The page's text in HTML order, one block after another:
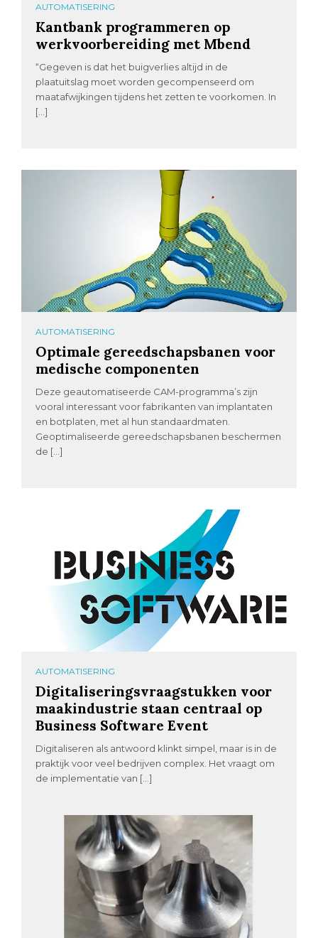
AUTOMATISERING
Kantbank programmeren op
werkvoorbereiding met Mbend
“Gegeven is dat het buigverlies altijd in de
plaatuitslag moet worden gecompenseerd om
maatafwijkingen tijdens het zetten te voorkomen. In
[…]
AUTOMATISERING
Optimale gereedschapsbanen voor
medische componenten
Deze geautomatiseerde CAM-programma’s zijn
vooral interessant voor fabrikanten van implantaten
en botplaten, met al hun standaardmaten.
Geoptimaliseerde gereedschapsbanen beschermen
de […]
AUTOMATISERING
Digitaliseringsvraagstukken voor
maakindustrie staan centraal op
Business Software Event
Digitaliseren als antwoord klinkt simpel, maar is in de
praktijk voor veel bedrijven complex. Het vraagt om
de implementatie van […]